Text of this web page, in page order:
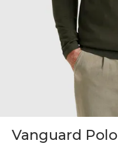
Vanguard Polo